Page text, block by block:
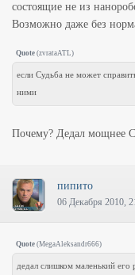
состоящие не из
Возможно даже без
Quote (zvrataATL)
если Судьба не может
ними
Почему? Дедал мощнее
пипито
06 Декабря 2010,
Quote (MegaAleksandr666)
дедал слишком маленький его